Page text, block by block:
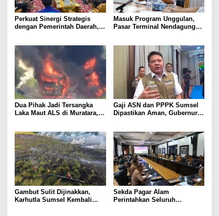
Perkuat Sinergi Strategis
dengan Pemerintah Daerah,
Kabupaten Lahat
Masuk Program Unggulan,
Pasar Terminal Nendagung
Dua Pihak Jadi Tersangka
Laka Maut ALS di Muratara,
Gaji ASN dan PPPK Sumsel
Dipastikan Aman, Gubernur
Gambut Sulit Dijinakkan,
Karhutla Sumsel Kembali
Sekda Pagar Alam
Perintahkan Seluruh